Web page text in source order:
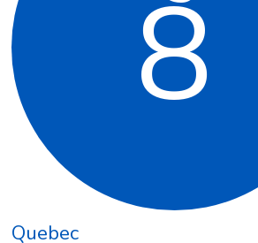
8
Quebec